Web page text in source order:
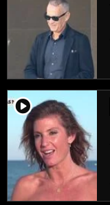
player2